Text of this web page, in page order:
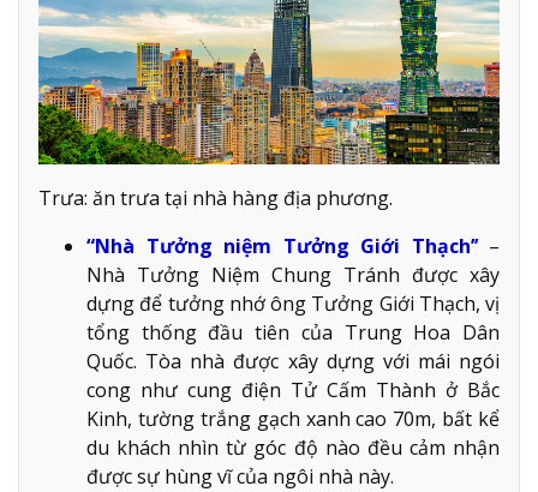
Trưa: ăn trưa tại nhà hàng địa phương.
“Nhà Tưởng niệm Tưởng Giới Thạch’’ –
Nhà Tưởng Niệm Chung Tránh được xây
dựng để tưởng nhớ ông Tưởng Giới Thạch, vị
tổng thống đầu tiên của Trung Hoa Dân
Quốc. Tòa nhà được xây dựng với mái ngói
cong như cung điện Tử Cấm Thành ở Bắc
Kinh, tường trắng gạch xanh cao 70m, bất kể
du khách nhìn từ góc độ nào đều cảm nhận
được sự hùng vĩ của ngôi nhà này.